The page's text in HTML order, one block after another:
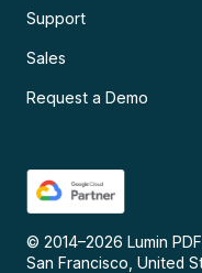
Support
Sales
Request a Demo
© 2014–2026 Lumin
San Francisco, United